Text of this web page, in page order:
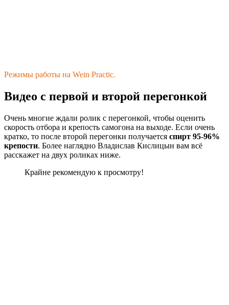
Режимы работы на Wein Practic.
Видео с первой и второй перегонкой
Очень многие ждали ролик с перегонкой, чтобы оценить
скорость отбора и крепость самогона на выходе. Если очень
кратко, то после второй перегонки получается спирт 95-96%
крепости. Более наглядно Владислав Кислицын вам всё
расскажет на двух роликах ниже.
Крайне рекомендую к просмотру!